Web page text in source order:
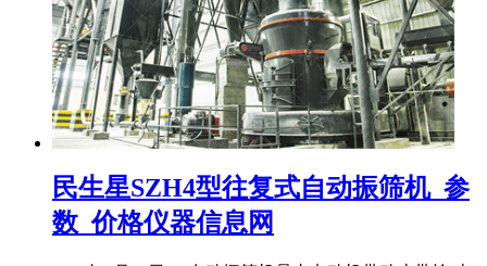
民生星SZH4型往复式自动振筛机_参
数_价格仪器信息网